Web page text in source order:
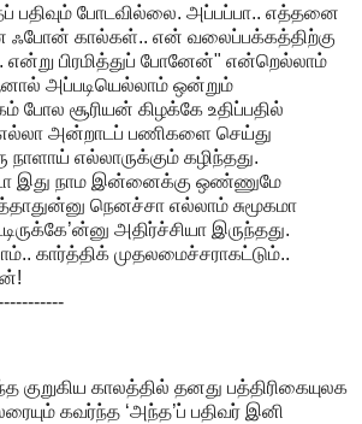
பதிவும் போடவில்லை. அப்பப்பா.. எத்தனை
ஃபோன் கால்கள்.. என் வலைப்பக்கத்திற்கு
பிரமித்துப் போனேன்" என்றெல்லாம்
அப்படியெல்லாம் ஒன்றும்
போல சூரியன் கிழக்கே உதிப்பதில்
அன்றாடப் பணிகளை செய்து
எல்லாருக்கும் கழிந்தது.
இது நாம இன்னைக்கு ஒண்ணுமே
நெனச்சா எல்லாம் சுமூகமா
அதிர்ச்சியா இருந்தது.
கார்த்திக் முதலமைச்சராகட்டும்..
குறுகிய காலத்தில் தனது பத்திரிகையுலக
கவர்ந்த ‘அந்த’ப் பதிவர் இனி